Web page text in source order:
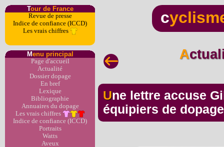
Tour de France
Revue de presse
Indice de confiance (ICCD)
Les vrais chiffres
Menu principal
Page d'accueil
Actualité
Dossier dopage
En bref
Lexique
Bibliographie
Annuaires du dopage
Les vrais chiffres
Indice de confiance (ICCD)
Portraits
Watts
Aveux
c
Une lettre accuse Gilbert, Boonen et leurs
équipiers de